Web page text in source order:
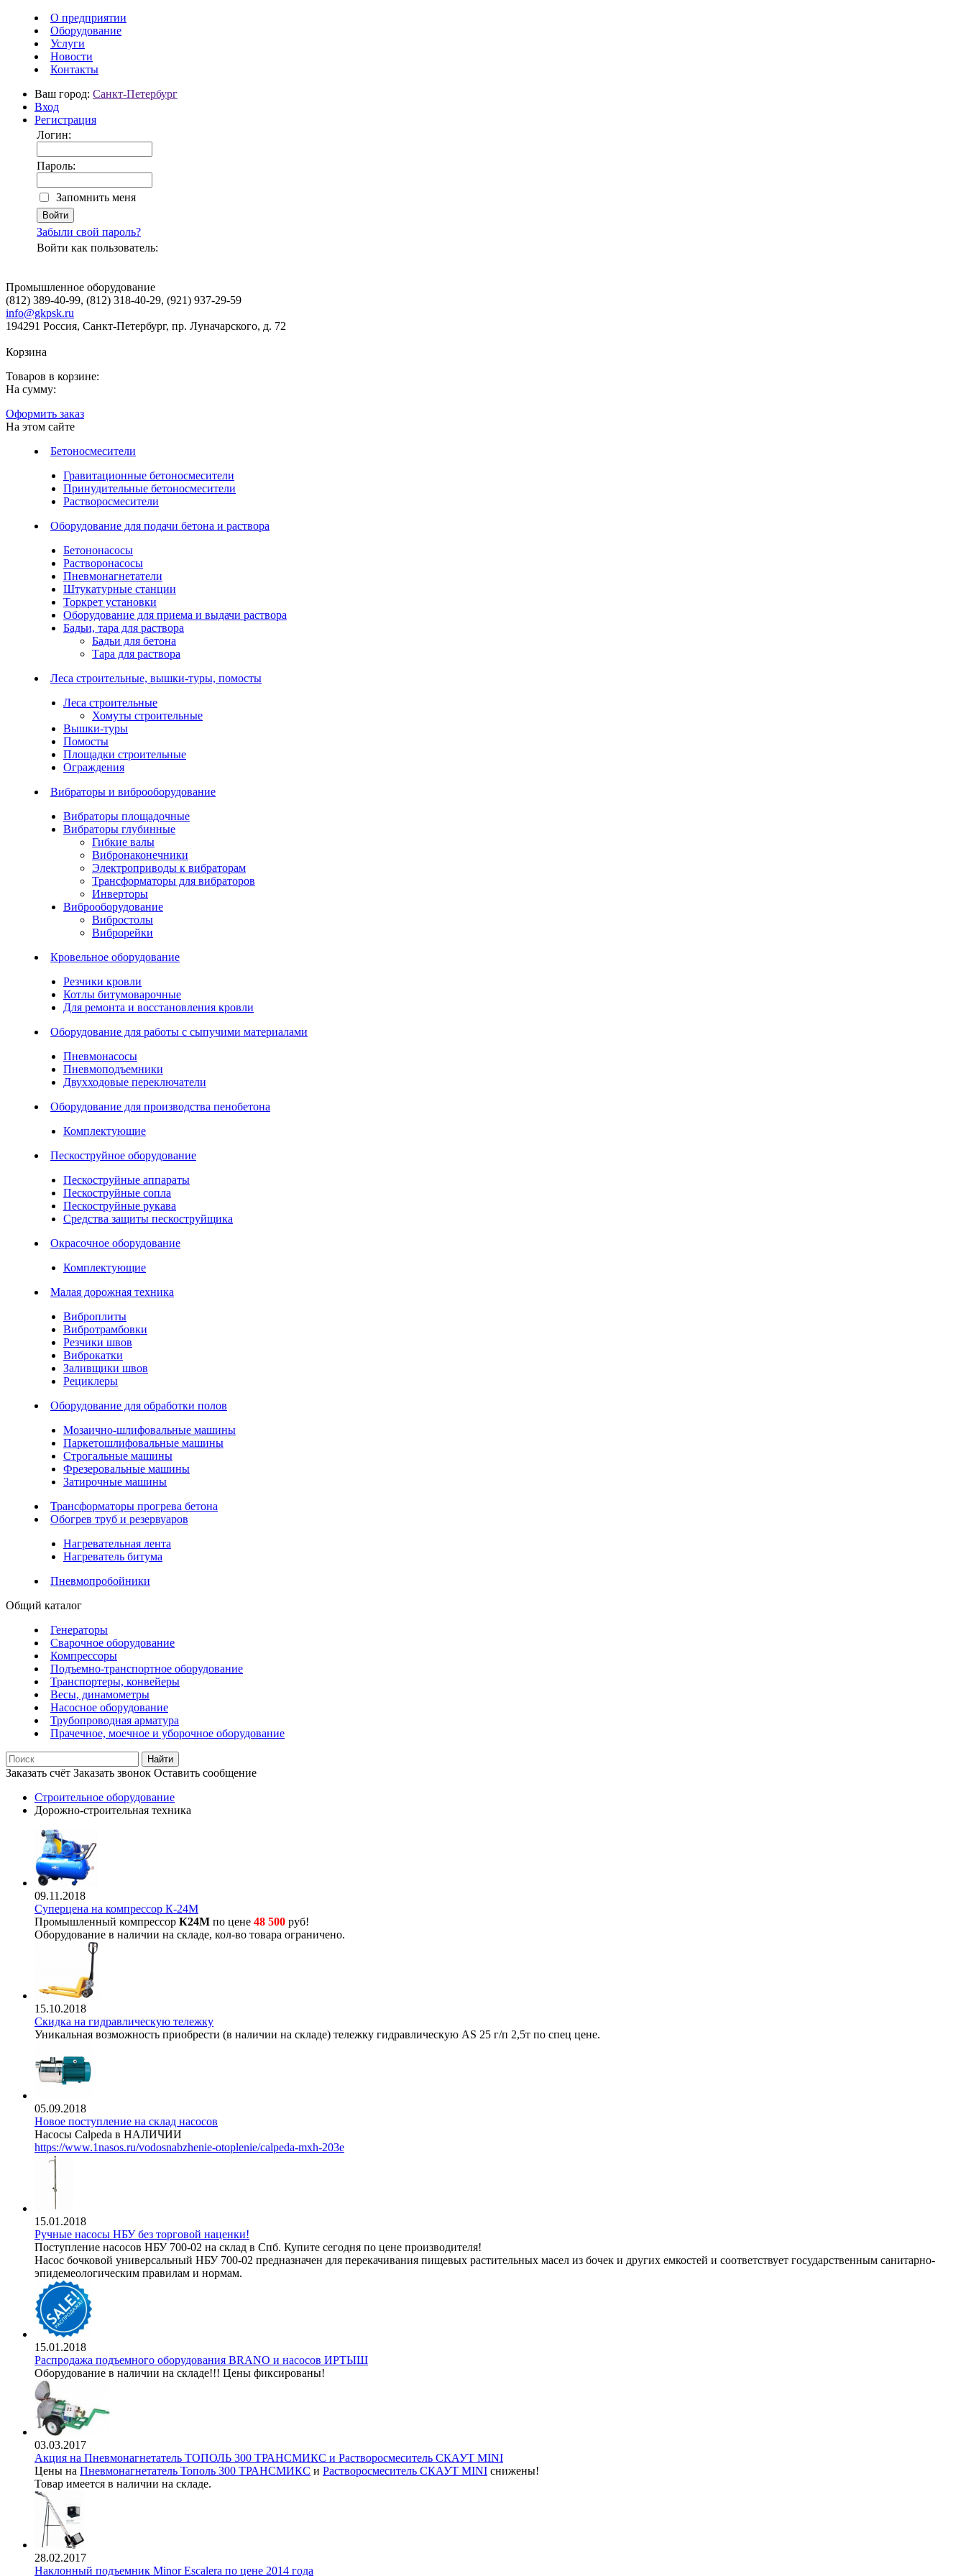
О предприятии
Оборудование
Услуги
Новости
Контакты
Ваш город: Санкт-Петербург
Вход
Регистрация
Логин:
Пароль:
Запомнить меня
Забыли свой пароль?
Войти как пользователь:
Промышленное оборудование
(812) 389-40-99, (812) 318-40-29, (921) 937-29-59
info@gkpsk.ru
194291 Россия, Санкт-Петербург, пр. Луначарского, д. 72
Корзина
Товаров в корзине:
На сумму:
Оформить заказ
На этом сайте
Бетоносмесители
Гравитационные бетоносмесители
Принудительные бетоносмесители
Растворосмесители
Оборудование для подачи бетона и раствора
Бетононасосы
Растворонасосы
Пневмонагнетатели
Штукатурные станции
Торкрет установки
Оборудование для приема и выдачи раствора
Бадьи, тара для раствора
Бадьи для бетона
Тара для раствора
Леса строительные, вышки-туры, помосты
Леса строительные
Хомуты строительные
Вышки-туры
Помосты
Площадки строительные
Ограждения
Вибраторы и виброоборудование
Вибраторы площадочные
Вибраторы глубинные
Гибкие валы
Вибронаконечники
Электроприводы к вибраторам
Трансформаторы для вибраторов
Инверторы
Виброоборудование
Вибростолы
Виброрейки
Кровельное оборудование
Резчики кровли
Котлы битумоварочные
Для ремонта и восстановления кровли
Оборудование для работы с сыпучими материалами
Пневмонасосы
Пневмоподъемники
Двухходовые переключатели
Оборудование для производства пенобетона
Комплектующие
Пескоструйное оборудование
Пескоструйные аппараты
Пескоструйные сопла
Пескоструйные рукава
Средства защиты пескоструйщика
Окрасочное оборудование
Комплектующие
Малая дорожная техника
Виброплиты
Вибротрамбовки
Резчики швов
Виброкатки
Заливщики швов
Рециклеры
Оборудование для обработки полов
Мозаично-шлифовальные машины
Паркетошлифовальные машины
Строгальные машины
Фрезеровальные машины
Затирочные машины
Трансформаторы прогрева бетона
Обогрев труб и резервуаров
Нагревательная лента
Нагреватель битума
Пневмопробойники
Общий каталог
Генераторы
Сварочное оборудование
Компрессоры
Подъемно-транспортное оборудование
Транспортеры, конвейеры
Весы, динамометры
Насосное оборудование
Трубопроводная арматура
Прачечное, моечное и уборочное оборудование
Найти
Заказать счёт Заказать звонок Оставить сообщение
Строительное оборудование
Дорожно-строительная техника
09.11.2018
Суперцена на компрессор К-24М
Промышленный компрессор К24М по цене 48 500 руб!
Оборудование в наличии на складе, кол-во товара ограничено.
15.10.2018
Скидка на гидравлическую тележку
Уникальная возможность приобрести (в наличии на складе) тележку гидравлическую AS 25 г/п 2,5т по спец цене.
05.09.2018
Новое поступление на склад насосов
Насосы Calpeda в НАЛИЧИИ
https://www.1nasos.ru/vodosnabzhenie-otoplenie/calpeda-mxh-203e
15.01.2018
Ручные насосы НБУ без торговой наценки!
Поступление насосов НБУ 700-02 на склад в Спб. Купите сегодня по цене производителя!
Насос бочковой универсальный НБУ 700-02 предназначен для перекачивания пищевых растительных масел из бочек и других емкостей и соответствует государственным санитарно-
эпидемеологическим правилам и нормам.
15.01.2018
Распродажа подъемного оборудования BRANO и насосов ИРТЫШ
Оборудование в наличии на складе!!! Цены фиксированы!
03.03.2017
Акция на Пневмонагнетатель ТОПОЛЬ 300 ТРАНСМИКС и Растворосмеситель СКАУТ MINI
Цены на Пневмонагнетатель Тополь 300 ТРАНСМИКС и Растворосмеситель СКАУТ MINI снижены!
Товар имеется в наличии на складе.
28.02.2017
Наклонный подъемник Minor Escalera по цене 2014 года